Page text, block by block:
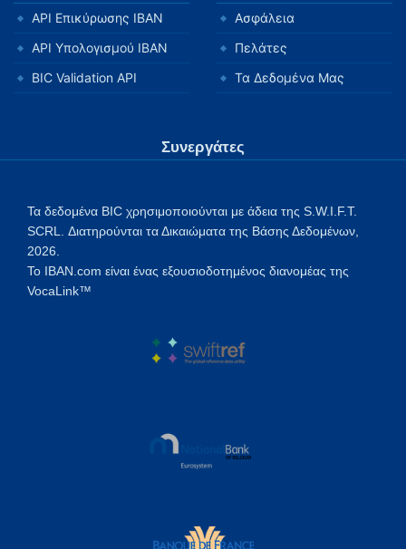
API Επικύρωσης IBAN
API Υπολογισμού IBAN
BIC Validation API
Ασφάλεια
Πελάτες
Τα Δεδομένα Μας
Συνεργάτες
Τα δεδομένα BIC χρησιμοποιούνται με άδεια της S.W.I.F.T.
SCRL. Διατηρούνται τα Δικαιώματα της Βάσης Δεδομένων,
2026.
Το IBAN.com είναι ένας εξουσιοδοτημένος διανομέας της
VocaLink™